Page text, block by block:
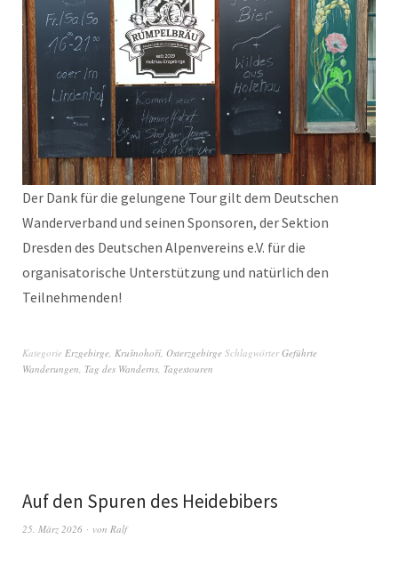
Der Dank für die gelungene Tour gilt dem Deutschen
Wanderverband und seinen Sponsoren, der Sektion
Dresden des Deutschen Alpenvereins e.V. für die
organisatorische Unterstützung und natürlich den
Teilnehmenden!
Kategorie Erzgebirge Krušnohoří, Osterzgebirge SchlagwörterGeführte
Wanderungen Tag des Wanderns Tagestouren
Auf den Spuren des Heidebibers
25. März 2026 von Ralf